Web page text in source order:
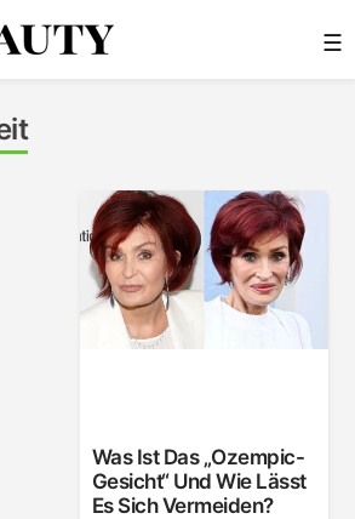
☰
Was Ist Das „Ozempic-
Gesicht“ Und Wie Lässt
Es Sich Vermeiden?